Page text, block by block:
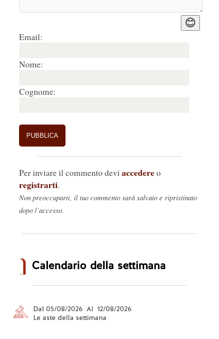
😊
Email:
Nome:
Cognome:
Per inviare il commento devi accedereo
registrarti.
Non preoccuparti, il tuo commento sarà salvato e ripristinato
dopo l’accesso.
Calendario della settimana
Dal 05/08/2026 Al 12/08/2026
Le aste della settimana